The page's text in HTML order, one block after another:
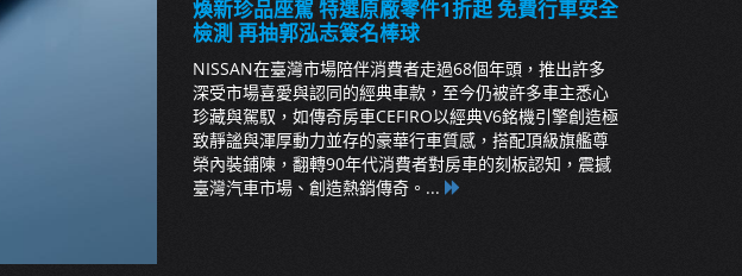
煥新珍品座駕 特選原廠零件1折起 免費行車安全
檢測 再抽郭泓志簽名棒球
NISSAN在臺灣市場陪伴消費者走過68個年頭，推出許多
深受市場喜愛與認同的經典車款，至今仍被許多車主悉心
珍藏與駕馭，如傳奇房車CEFIRO以經典V6銘機引擎創造極
致靜謐與渾厚動力並存的豪華行車質感，搭配頂級旗艦尊
榮內裝鋪陳，翻轉90年代消費者對房車的刻板認知，震撼
臺灣汽車市場、創造熱銷傳奇。...